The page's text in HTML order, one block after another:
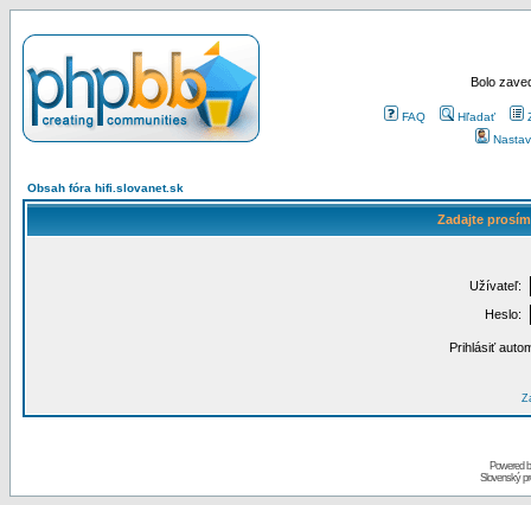
Bolo
FAQ Hľadať
Obsah fóra hifi.slovanet.sk
Zadajte
Užívateľ:
Heslo:
Prihlásiť
Powered
Slovenský